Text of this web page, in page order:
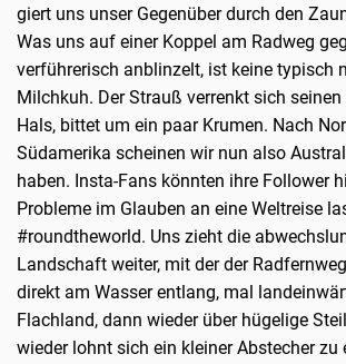
giert uns unser Gegenüber durch den
Was uns auf einer Koppel am Radweg
verführerisch anblinzelt, ist keine typisch
Milchkuh. Der Strauß verrenkt sich
Hals, bittet um ein paar Krumen. Nach
Südamerika scheinen wir nun also
haben. Insta-Fans könnten ihre Follower
Probleme im Glauben an eine Weltreise
#roundtheworld. Uns zieht die
Landschaft weiter, mit der der
direkt am Wasser entlang, mal
Flachland, dann wieder über hügelige
wieder lohnt sich ein kleiner Abstecher zu